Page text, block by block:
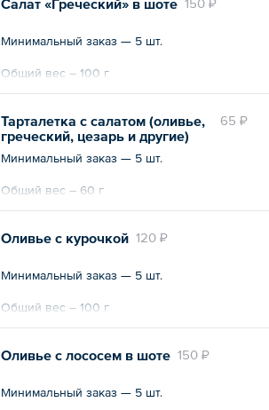
Салат «Греческий» в шоте
Минимальный заказ — 5 шт.
Общий вес – 100 г
65 ₽
Тарталетка с салатом (оливье,
греческий, цезарь и другие)
Минимальный заказ — 5 шт.
Общий вес – 60 г
120 ₽
Оливье с курочкой
Минимальный заказ — 5 шт.
Общий вес – 100 г
150 ₽
Оливье с лососем в шоте
Минимальный заказ — 5 шт.